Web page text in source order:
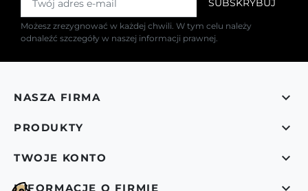
Możesz zrezygnować w każdej chwili. W tym celu należy
odnaleźć szczegóły w naszej informacji prawnej.
NASZA FIRMA 
PRODUKTY 
TWOJE KONTO 
INFORMACJE O FIRMIE